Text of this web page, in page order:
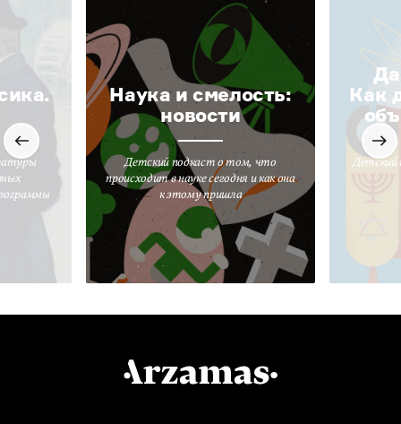
Наука и смелость:
новости
Детский подкаст о том, что
происходит в науке сегодня и как она
к этому пришла
Да
Как
Детский